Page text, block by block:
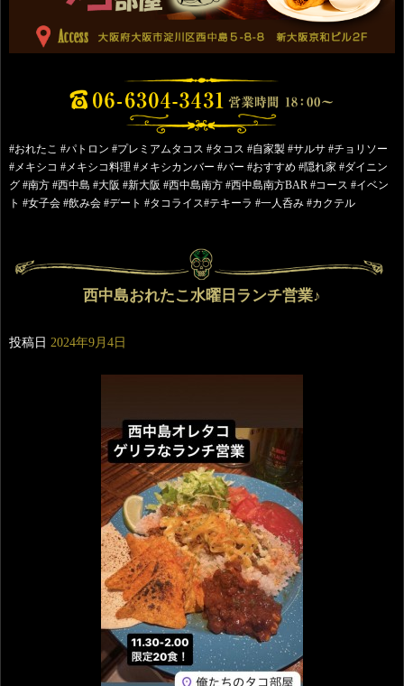
#おれたこ #パトロン #プレミアムタコス #タコス #自家製 #サルサ #チョリソー
#メキシコ #メキシコ料理 #メキシカンバー #バー #おすすめ #隠れ家 #ダイニン
グ #南方 #西中島 #大阪 #新大阪 #西中島南方 #西中島南方BAR #コース #イベン
ト #女子会 #飲み会 #デート #タコライス#テキーラ #一人呑み #カクテル
西中島おれたこ水曜日ランチ営業♪
投稿日 2024年9月4日